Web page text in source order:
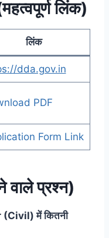
लिंक)
लिंक
dda.gov.in
PDF
Form Link
प्रश्न)
में कितनी